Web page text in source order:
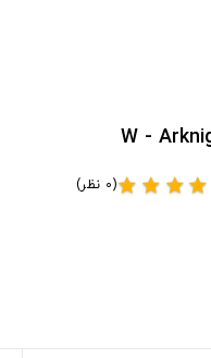
star
star
star
star(0 نظر)